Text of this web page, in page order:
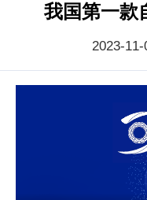
我国第一款
2023-11-